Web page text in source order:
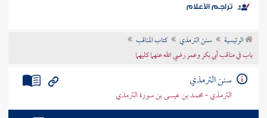
موضوعي
تراجم الأعلام
الرئيسية سنن الترمذي
كتاب المناقب
باب في مناقب أبي بكر وعمر رضي الله عنهما كليهما
سنن الترمذي
الترمذي - محمد بن عيسى بن سورة الترمذي